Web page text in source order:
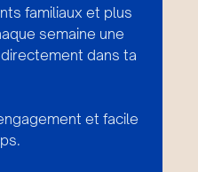
familiaux et plus
semaine une
dans ta
et facile